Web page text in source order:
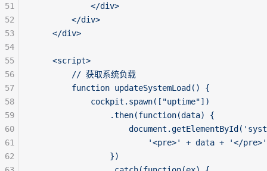
            </div>
        </div>
    </div>
    <script>
        // 获取系统负载
        function updateSystemLoad() {
            cockpit.spawn(["uptime"])
                .then(function(data) {
'<pre>' + data + '</
                })
51
52
53
54
55
56
57
58
59
60
61
62